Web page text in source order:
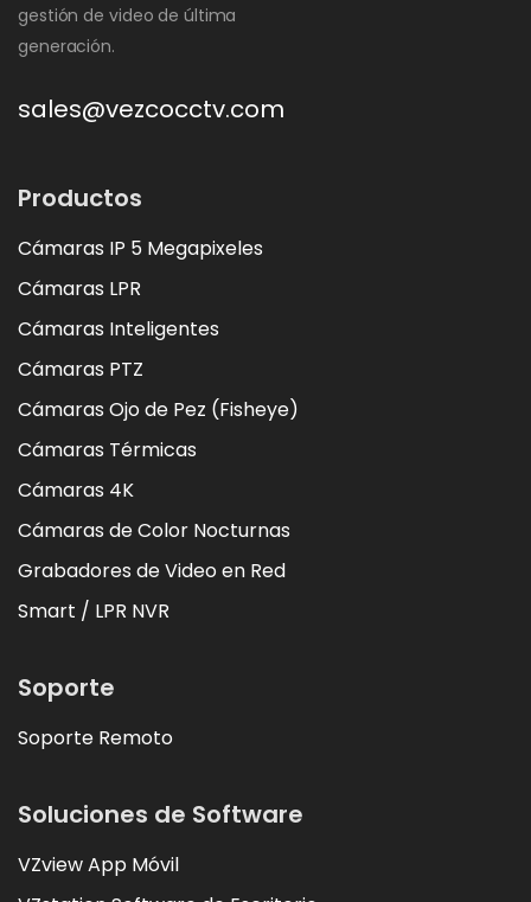
gestión de video de última
generación.
sales@vezcocctv.com
Productos
Cámaras IP 5 Megapixeles
Cámaras LPR
Cámaras Inteligentes
Cámaras PTZ
Cámaras Ojo de Pez (Fisheye)
Cámaras Térmicas
Cámaras 4K
Cámaras de Color Nocturnas
Grabadores de Video en Red
Smart / LPR NVR
Soporte
Soporte Remoto
Soluciones de Software
VZview App Móvil